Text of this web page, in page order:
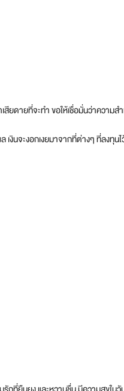
ดายที่จะทำ ขอให้เชื่อมั่นว่าความส
เงินจะงอกเงยมาจากที่ต่างๆ ที่ลงทุน